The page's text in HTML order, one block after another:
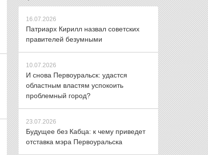
16.07.2026
Патриарх Кирилл назвал советских
правителей безумными
10.07.2026
И снова Первоуральск: удастся
областным властям успокоить
проблемный город?
23.07.2026
Будущее без Кабца: к чему приведет
отставка мэра Первоуральска